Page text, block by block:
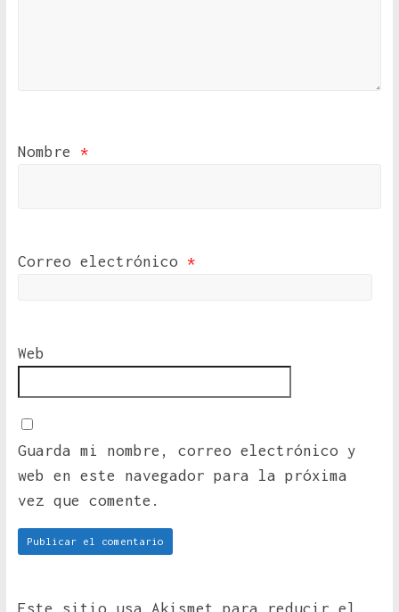
Nombre *
Correo electrónico *
Web
Guarda mi nombre, correo electrónico y
web en este navegador para la próxima
vez que comente.